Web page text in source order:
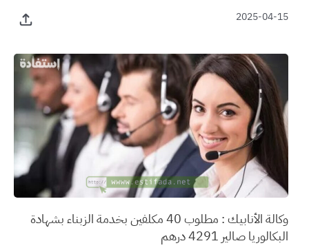
2025-04-15
وكالة الأنابيك : مطلوب 40 مكلفين بخدمة الزبناء بشهادة
البكالوريا صالير 4291 درهم